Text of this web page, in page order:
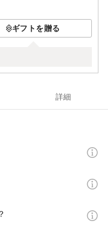
ギフトを贈る
詳細